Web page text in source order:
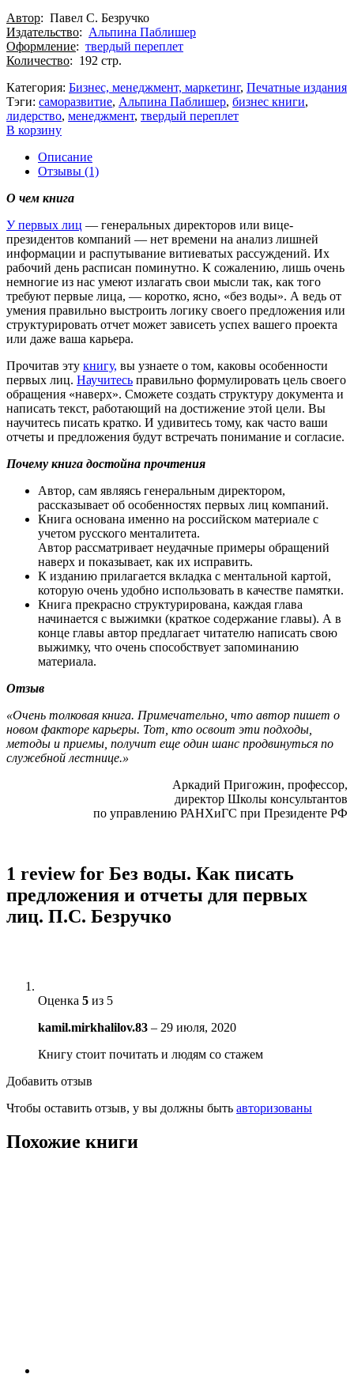
Автор: Павел С. Безручко
Издательство: Альпина Паблишер
Оформление: твердый переплет
Количество: 192 стр.
Категория: Бизнес, менеджмент, маркетинг, Печатные издания
Тэги: cаморазвитие, Альпина Паблишер, бизнес книги,
лидерство, менеджмент, твердый переплет
В корзину
Описание
Отзывы (1)
О чем книга
У первых лиц — генеральных директоров или вице-
президентов компаний — нет времени на анализ лишней
информации и распутывание витиеватых рассуждений. Их
рабочий день расписан поминутно. К сожалению, лишь очень
немногие из нас умеют излагать свои мысли так, как того
требуют первые лица, — коротко, ясно, «без воды». А ведь от
умения правильно выстроить логику своего предложения или
структурировать отчет может зависеть успех вашего проекта
или даже ваша карьера.
Прочитав эту книгу, вы узнаете о том, каковы особенности
первых лиц. Научитесь правильно формулировать цель своего
обращения «наверх». Сможете создать структуру документа и
написать текст, работающий на достижение этой цели. Вы
научитесь писать кратко. И удивитесь тому, как часто ваши
отчеты и предложения будут встречать понимание и согласие.
Почему книга достойна прочтения
Автор, сам являясь генеральным директором,
рассказывает об особенностях первых лиц компаний.
Книга основана именно на российском материале с
учетом русского менталитета.
Автор рассматривает неудачные примеры обращений
наверх и показывает, как их исправить.
К изданию прилагается вкладка с ментальной картой,
которую очень удобно использовать в качестве памятки.
Книга прекрасно структурирована, каждая глава
начинается с выжимки (краткое содержание главы). А в
конце главы автор предлагает читателю написать свою
выжимку, что очень способствует запоминанию
материала.
Отзыв
«Очень толковая книга. Примечательно, что автор пишет о
новом факторе карьеры. Тот, кто освоит эти подходы,
методы и приемы, получит еще один шанс продвинуться по
служебной лестнице.»
Аркадий Пригожин, профессор,
директор Школы консультантов
по управлению РАНХиГС при Президенте РФ
1 review for Без воды. Как писать
предложения и отчеты для первых
лиц. П.С. Безручко
Оценка 5 из 5
kamil.mirkhalilov.83 – 29 июля, 2020
Книгу стоит почитать и людям со стажем
Добавить отзыв
Чтобы оставить отзыв, у вы должны быть авторизованы
Похожие книги